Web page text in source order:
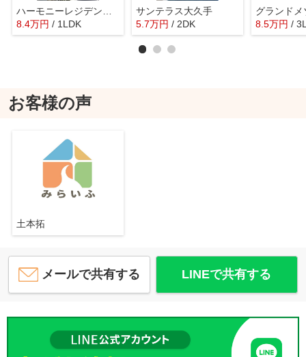
ハーモニーレジデンス名古屋今池
8.4万円 / 1LDK
サンテラス大久手
5.7万円 / 2DK
グランドメ
8.5万円 /
お客様の声
土本拓
メールで共有する LINEで共有する